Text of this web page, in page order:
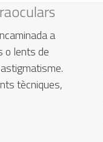
a
o lents de
tècniques,